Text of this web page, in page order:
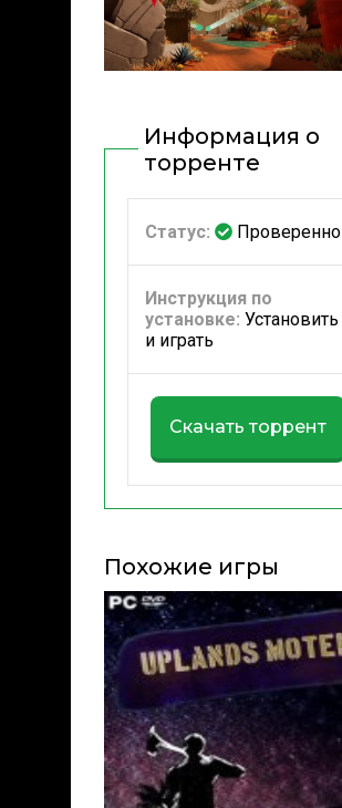
Информация о
торренте
Статус: Проверенно
Инструкция по
установке: Установить
и играть
Скачать торрент
Похожие игры